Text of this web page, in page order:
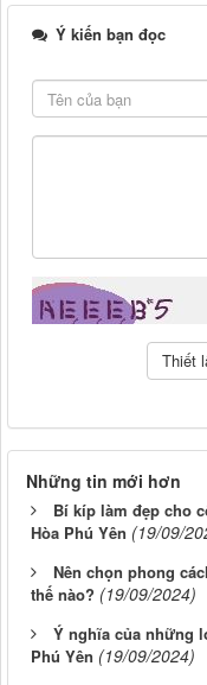
Ý kiến bạn đọc
Những tin mới hơn
Bí kíp làm đẹp cho
Hòa Phú Yên (19/09/
Nên chọn phong
thế nào? (19/09/2024)
Ý nghĩa của những
Phú Yên (19/09/2024)